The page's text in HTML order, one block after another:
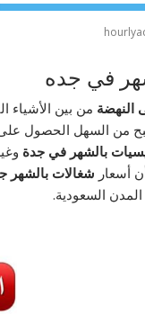
في جده
النهضة من بين الأشياء
من السهل الحصول
بالشهر في جدة
أسعار شغالات بالشهر
السعودية.